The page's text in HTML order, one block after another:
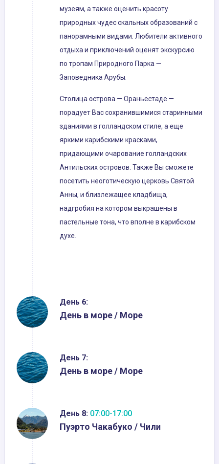
музеям, а также оценить красоту
природных чудес скальных образований с
панорамными видами. Любители активного
отдыха и приключений оценят экскурсию
по тропам Природного Парка —
Заповедника Арубы.
Столица острова — Ораньестаде —
порадует Вас сохранившимися старинными
зданиями в голландском стиле, а еще
яркими карибскими красками,
придающими очарование голландских
Антильских островов. Также Вы сможете
посетить неоготическую церковь Святой
Анны, и близлежащее кладбища,
надгробия на котором выкрашены в
пастельные тона, что вполне в карибском
духе.
День 6:
День в море / Море
День 7:
День в море / Море
День 8: 07:00-17:00
Пуэрто Чакабуко / Чили